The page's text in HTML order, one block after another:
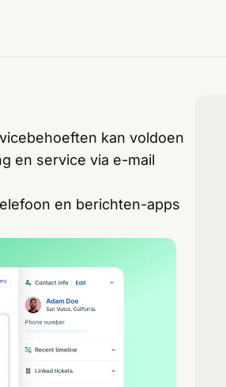
kan voldoen
en service via e-mail
en berichten-apps